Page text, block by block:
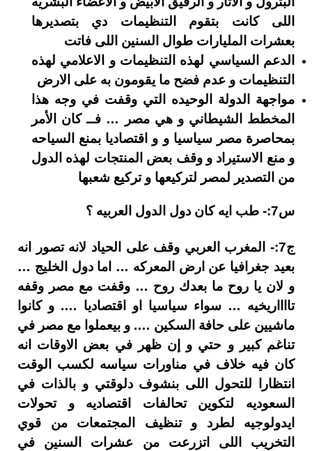
اللى كانت بتقوم التنظيمات دي بتصديرها
بعشرات المليارات طوال السنين اللى فاتت
الدعم السياسي لهذه التنظيمات و الاعلامي لهذه
التنظيمات و عدم فضح ما يقومون به على الارض
مواجهة الدولة الوحيده التي وقفت في وجه هذا
المخطط الشيطاني و هي مصر … فــ كان الأمر
بمحاصرة مصر سياسيا و و اقتصاديا بمنع السياحه
و منع الاستيراد و وقف بعض المنتجات لهذه الدول
من التصدير لمصر لتركيعها و تركيع شعبها
س7:- طب ايه كان دول الدول العربيه ؟
ج7:- المغرب العربي وقف على الحياد لانه تصور انه
بعيد جغرافيا عن ارض المعركه … اما دول الخليج …
و لان يا روح ما بعدك روح … وقفت مع مصر وقفه
تااااريخيه … سواء سياسيا او اقتصاديا …. و كانوا
ماشيين على حافة السكين …. و بيعملوا مع مصر في
تناغم كبير و حتي و إن ظهر في بعض الاوقات انه
كان فيه خلاف في مناورات سياسه لكسب الوقت
انتظارا للتحول اللى بنشوف دلوقتي و بالذات في
السعوديه لتكوين تحالفات اقتصاديه و تحولات
ايدولوجيه لطرد و تنظيف المجتمعات من قوي
التخريب اللى اتزرعت من عشرات السنين في